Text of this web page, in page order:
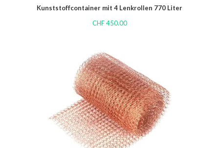
Kunststoffcontainer mit 4 Lenkrollen 770 Liter
CHF450.00